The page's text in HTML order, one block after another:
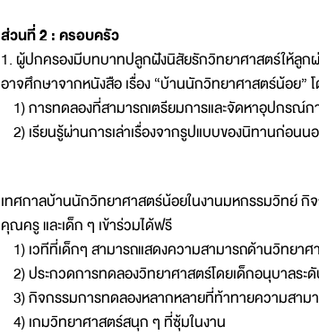
ส่วนที่ 2 : ครอบครัว
1. ผู้ปกครองมีบทบาทปลูกฝังนิสัยรักวิทยาศาสตร์ให้ลูก
อาจศึกษาจากหนังสือ เรื่อง “บ้านนักวิทยาศาสตร์น้อย”
1) การทดลองที่สามารถเตรียมการและจัดหาอุปกรณ์ก
2) เรียนรู้ผ่านการเล่าเรื่องจากรูปแบบของนิทานก่อน
เทศกาลบ้านนักวิทยาศาสตร์น้อยในงานมหกรรมวิทย์
คุณครู และเด็ก ๆ เข้าร่วมได้ฟรี
1) เวทีที่เด็กๆ สามารถแสดงความสามารถด้านวิทยาศ
2) ประกวดการทดลองวิทยาศาสตร์โดยเด็กอนุบาลระดั
3) กิจกรรมการทดลองหลากหลายที่ท้าทายความสามา
4) เกมวิทยาศาสตร์สนุก ๆ ที่ซุ้มในงาน